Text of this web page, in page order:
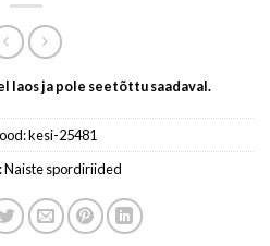
laos ja pole seetõttu saadaval.
kesi-25481
Naiste spordiriided